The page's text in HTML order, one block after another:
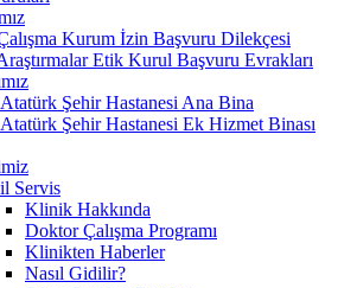
Kurum İzin Başvuru Dilekçesi
Etik Kurul Başvuru Evrakları
Şehir Hastanesi Ana Bina
Şehir Hastanesi Ek Hizmet Binası
Servis
Klinik Hakkında
Doktor Çalışma Programı
Klinikten Haberler
Nasıl Gidilir?